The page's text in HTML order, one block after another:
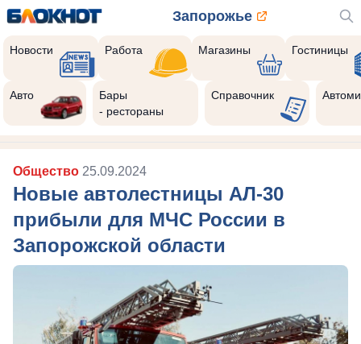
Запорожье
Новости Работа Магазины Гостиницы
Авто
Бары
- рестораны
Справочник
Общество 25.09.2024
Новые автолестницы АЛ-30
прибыли для МЧС России в
Запорожской области